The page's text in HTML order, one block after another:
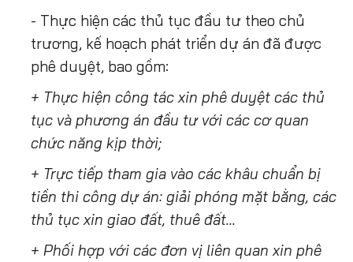
- Thực hiện các thủ tục đầu tư theo chủ
trương, kế hoạch phát triển dự án đã được
phê duyệt, bao gồm:
+ Thực hiện công tác xin phê duyệt các thủ
tục và phương án đầu tư với các cơ quan
chức năng kịp thời;
+ Trực tiếp tham gia vào các khâu chuẩn bị
tiền thi công dự án: giải phóng mặt bằng, các
thủ tục xin giao đất, thuê đất...
+ Phối hợp với các đơn vị liên quan xin phê